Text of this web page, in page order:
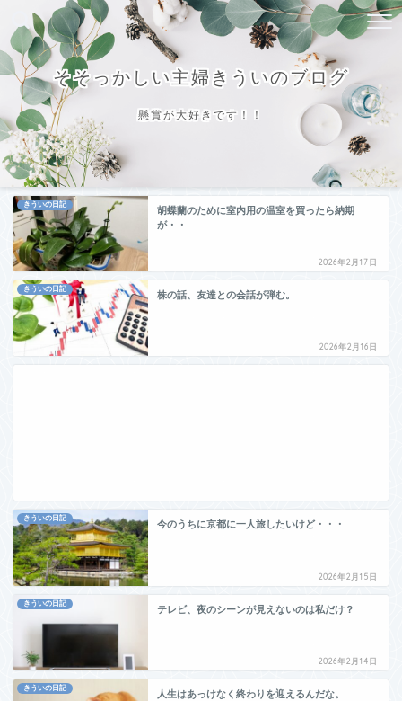
そそっかしい主婦きういのブログ
懸賞が大好きです！！
きういの日記
胡蝶蘭のために室内用の温室を買ったら納期
が・・
2026年2月17日
きういの日記
株の話、友達との会話が弾む。
2026年2月16日
きういの日記
今のうちに京都に一人旅したいけど・・・
2026年2月15日
きういの日記
テレビ、夜のシーンが見えないのは私だけ？
2026年2月14日
きういの日記
人生はあっけなく終わりを迎えるんだな。